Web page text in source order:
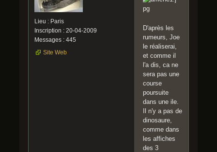
Lieu : Paris
Inscription : 20-04-2009
Messages : 445
Site Web
D'après les
rumeurs, Joe
le réaliserai,
et comme il
l'a dis, ca ne
sera pas une
course
poursuite
dans une ile.
Il n'y a pas de
dinosaure,
comme dans
les affiches
des 3